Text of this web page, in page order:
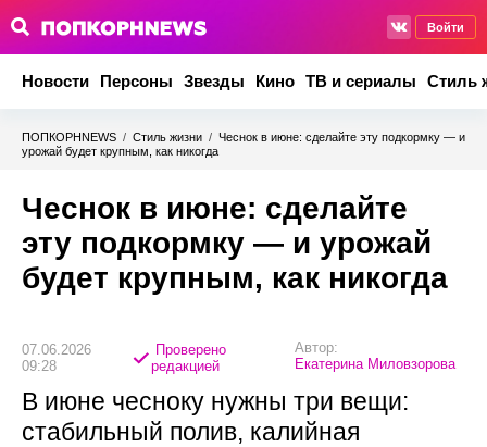
Войти
Новости Персоны Звезды Кино ТВ и сериалы Стиль
ПОПКОРНNEWS / Стиль жизни / Чеснок в июне: сделайте эту подкормку — и
урожай будет крупным, как никогда
Чеснок в июне: сделайте
эту подкормку — и урожай
будет крупным, как никогда
07.06.2026
09:28
Проверено
редакцией
Автор:
Екатерина Миловзорова
В июне чесноку нужны три вещи:
стабильный полив, калийная